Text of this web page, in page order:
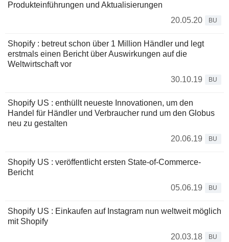
Produkteinführungen und Aktualisierungen
20.05.20
BU
Shopify : betreut schon über 1 Million Händler und legt
erstmals einen Bericht über Auswirkungen auf die
Weltwirtschaft vor
30.10.19
BU
Shopify US : enthüllt neueste Innovationen, um den
Handel für Händler und Verbraucher rund um den Globus
neu zu gestalten
20.06.19
BU
Shopify US : veröffentlicht ersten State-of-Commerce-
Bericht
05.06.19
BU
Shopify US : Einkaufen auf Instagram nun weltweit möglich
mit Shopify
20.03.18
BU